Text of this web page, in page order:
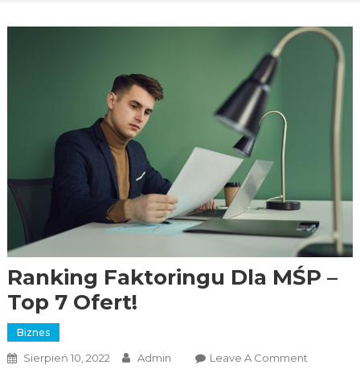
Ranking Faktoringu Dla MŚP –
Top 7 Ofert!
Biznes
Sierpień 10, 2022 Admin Leave A Comment